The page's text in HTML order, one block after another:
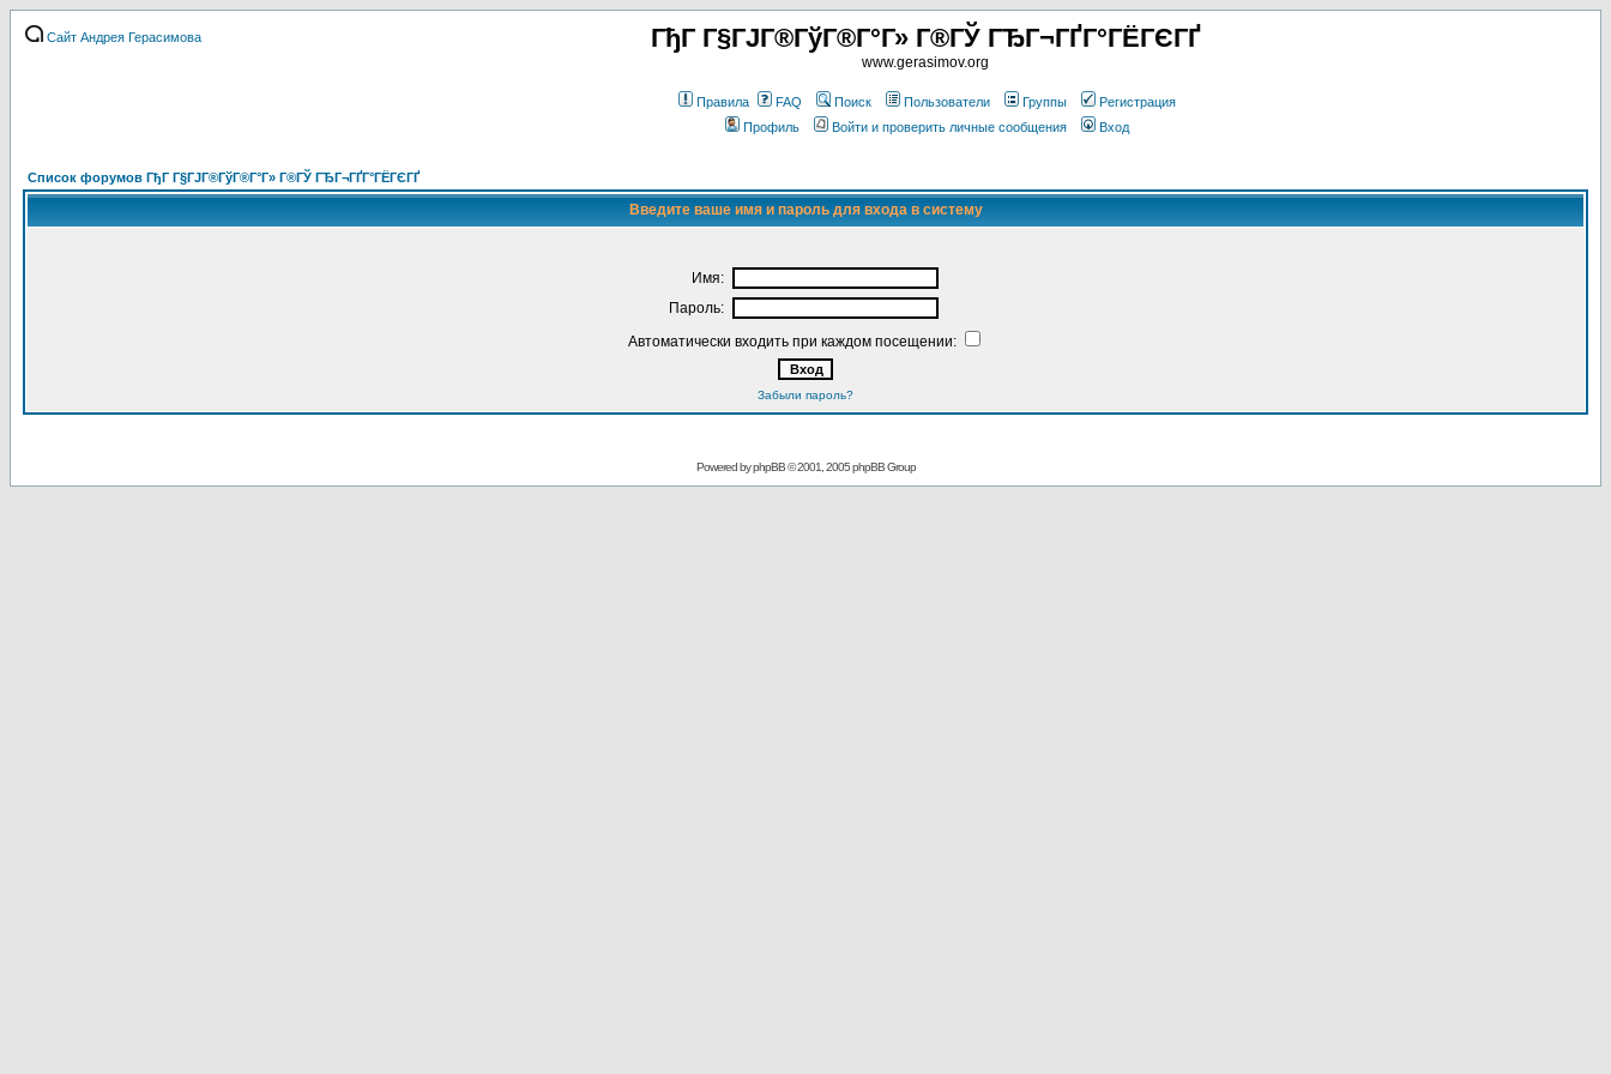
Сайт Андрея Герасимова ГђГ Г§ГЈГ®ГўГ®Г°Г» Г®ГЎ ГЂГ¬ГҐГ°ГЁГЄГҐ
www.gerasimov.org
Правила FAQ Поиск Пользователи Группы
Регистрация
Профиль
Войти и проверить личные сообщения Вход
Список форумов ГђГ Г§ГЈГ®ГўГ®Г°Г» Г®ГЎ ГЂГ¬ГҐГ°ГЁГЄГҐ
Введите ваше имя и пароль для входа в систему
Имя:
Пароль:
Автоматически входить при каждом посещении:
Забыли пароль?
Powered byphpBB© 2001, 2005 phpBB Group